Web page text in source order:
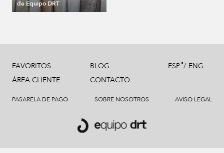
de Equipo DRT
FAVORITOS
ÁREA CLIENTE
BLOG
CONTACTO
ESP/ ENG
PASARELA DE PAGO SOBRE NOSOTROS AVISO LEGAL